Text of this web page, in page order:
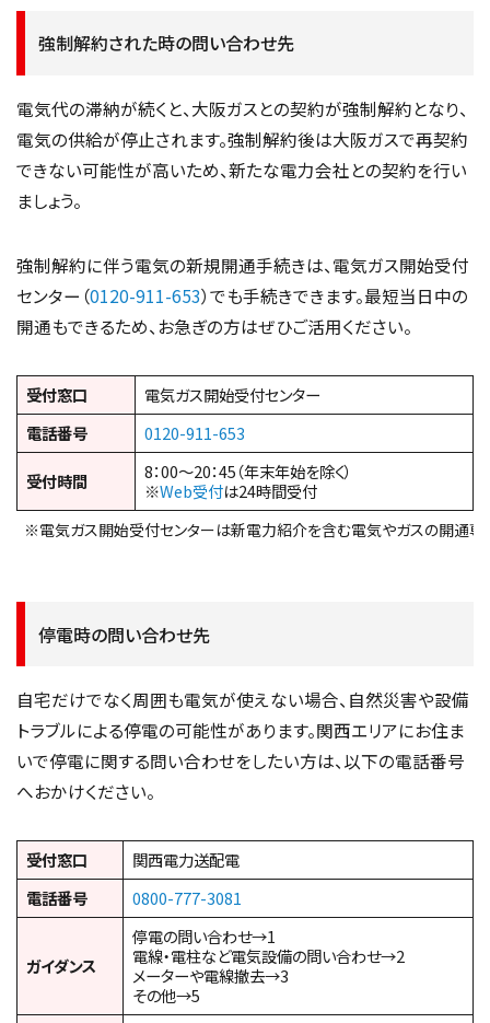
強制解約された時の問い合わせ先
電気代の滞納が続くと、大阪ガスとの契約が強制解約となり、
電気の供給が停止されます。強制解約後は大阪ガスで再契約
できない可能性が高いため、新たな電力会社との契約を行い
ましょう。
強制解約に伴う電気の新規開通手続きは、電気ガス開始受付
センター（0120-911-653）でも手続きできます。最短当日中の
開通もできるため、お急ぎの方はぜひご活用ください。
受付窓口
電気ガス開始受付センター
電話番号
0120-911-653
受付時間
8：00～20：45（年末年始を除く）
※Web受付は24時間受付
※電気ガス開始受付センターは新電力紹介を含む電気やガスの開通専
停電時の問い合わせ先
自宅だけでなく周囲も電気が使えない場合、自然災害や設備
トラブルによる停電の可能性があります。関西エリアにお住ま
いで停電に関する問い合わせをしたい方は、以下の電話番号
へおかけください。
受付窓口
関西電力送配電
電話番号
0800-777-3081
ガイダンス
停電の問い合わせ→1
電線・電柱など電気設備の問い合わせ→2
メーターや電線撤去→3
その他→5